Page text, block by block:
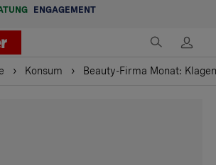
ENGAGEMENT
Konsum Beauty-Firma Monat: